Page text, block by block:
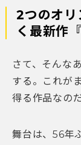
2つのオリ
く最新作
さて、そんな
する。これが
得る作品なのだ
舞台は、56年